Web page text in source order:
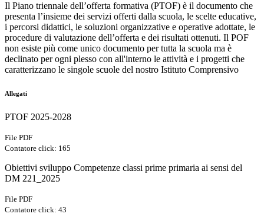
Il Piano triennale dell’offerta formativa (PTOF) è il documento che
presenta l’insieme dei servizi offerti dalla scuola, le scelte educative,
i percorsi didattici, le soluzioni organizzative e operative adottate, le
procedure di valutazione dell’offerta e dei risultati ottenuti. Il POF
non esiste più come unico documento per tutta la scuola ma è
declinato per ogni plesso con all'interno le attività e i progetti che
caratterizzano le singole scuole del nostro Istituto Comprensivo
Allegati
PTOF 2025-2028
File PDF
Contatore click: 165
Obiettivi sviluppo Competenze classi prime primaria ai sensi del
DM 221_2025
File PDF
Contatore click: 43